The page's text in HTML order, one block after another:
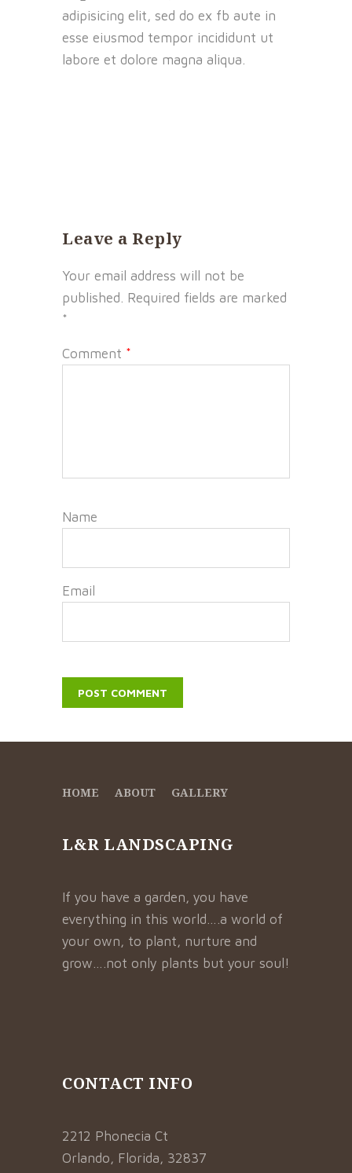
adipisicing elit, sed do ex fb aute in
esse eiusmod tempor incididunt ut
labore et dolore magna aliqua.
Leave a Reply
Your email address will not be
published. Required fields are marked
*
Comment *
Name
Email
HOME ABOUT GALLERY
L&R LANDSCAPING
If you have a garden, you have
everything in this world….a world of
your own, to plant, nurture and
grow….not only plants but your soul!
CONTACT INFO
2212 Phonecia Ct
Orlando, Florida, 32837